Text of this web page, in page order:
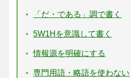
「だ・である」調で書く
5W1Hを意識して書く
情報源を明確にする
専門用語・略語を使わない